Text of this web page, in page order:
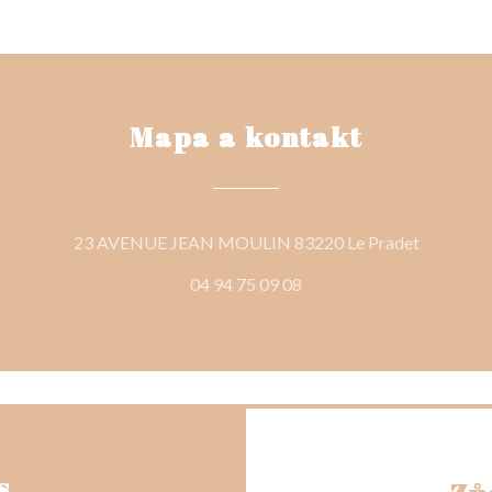
Mapa a kontakt
23 AVENUE JEAN MOULIN 83220 Le Pradet((otevře
04 94 75 09 08